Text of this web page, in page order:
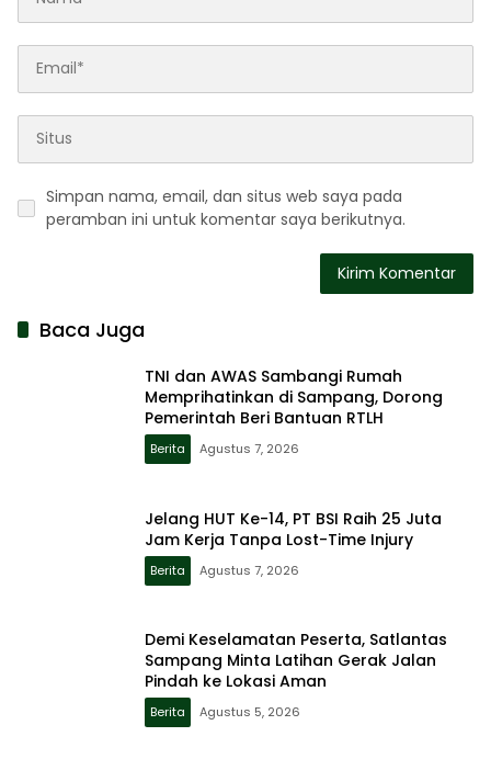
Simpan nama, email, dan situs web saya pada
peramban ini untuk komentar saya berikutnya.
Baca Juga
TNI dan AWAS Sambangi Rumah
Memprihatinkan di Sampang, Dorong
Pemerintah Beri Bantuan RTLH
Berita Agustus 7, 2026
Jelang HUT Ke-14, PT BSI Raih 25 Juta
Jam Kerja Tanpa Lost-Time Injury
Berita Agustus 7, 2026
Demi Keselamatan Peserta, Satlantas
Sampang Minta Latihan Gerak Jalan
Pindah ke Lokasi Aman
Berita Agustus 5, 2026